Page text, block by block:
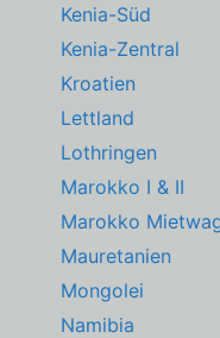
Kenia-Süd
Kenia-Zentral
Kroatien
Lettland
Lothringen
Marokko I & II
Marokko
Mauretanien
Mongolei
Namibia